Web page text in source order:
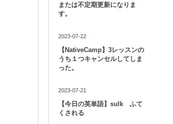
または不定期更新になりま
す。
2023-07-22
【NativeCamp】3レッスンの
うち１つキャンセルしてしま
った。
2023-07-21
【今日の英単語】sulk ふて
くされる